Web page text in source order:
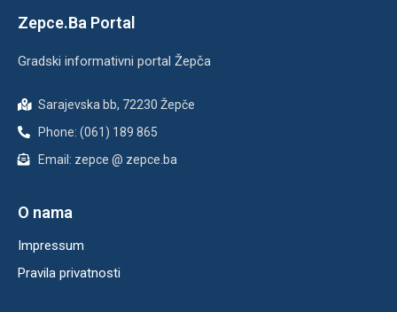
Zepce.Ba Portal
Gradski informativni portal Žepča
Sarajevska bb, 72230 Žepče
Phone: (061) 189 865
Email: zepce @ zepce.ba
O nama
Impressum
Pravila privatnosti